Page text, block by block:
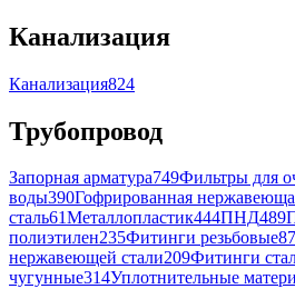
Канализация
Канализация824
Трубопровод
Запорная арматура749Фильтры для
воды390Гофрированная
сталь61Металлопластик444ПНД489
полиэтилен235Фитинги резьбовые
нержавеющей стали209Фитинги
чугунные314Уплотнительные